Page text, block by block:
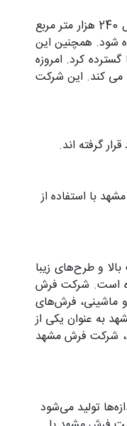
شرکت فرش مشهد در سال 1356 توسط مهندس رضا حمیدی، یکی از نخبگان و بزرگان صنعت فرش، بنیان گذاری و افتتاح شد. این شرکت در ابتدا ظرفیت تولیدی سالانه معادل 240 هزار متر مربع
رشد کند و گسترده شود. همچنین این
کرد. امروزه
ایفا می کند. این شرکت
گرفته اند.
با استفاده از
فرش‌های مشهدی با کیفیت بالا و طرح‌های زیبا
است. شرکت فرش
و ماشینی، فرش‌های
به عنوان یکی از
شرکت فرش مشهد
تولید می‌شود